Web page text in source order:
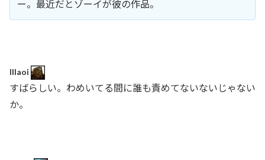
ー。最近だとゾーイが彼の作品。
Illaoi
すばらしい。わめいてる間に誰も責めてないないじゃない
か。